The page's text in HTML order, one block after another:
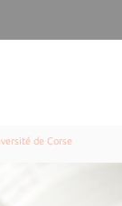
de Corse